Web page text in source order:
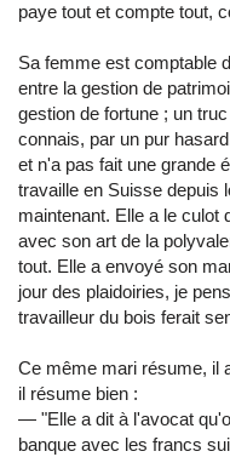
paye tout et compte tout,
Sa femme est comptable
entre la gestion de
gestion de fortune ; un
connais, par un pur
et n'a pas fait une grande
travaille en Suisse depuis
maintenant. Elle a le culot
avec son art de la
tout. Elle a envoyé son
jour des plaidoiries, je
travailleur du bois ferait
Ce même mari résume, il
il résume bien :
— "Elle a dit à l'avocat
banque avec les francs